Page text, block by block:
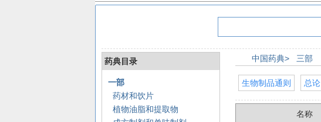
药典目录
一部
药材和饮片
植物油脂和提取物
中国药典> 三部
生物制品通则 总论
名称